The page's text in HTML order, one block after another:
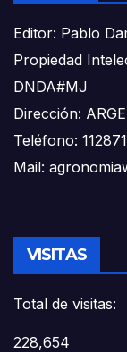
Editor: Pablo
Propiedad
DNDA#MJ
Dirección:
Teléfono:
Mail:
VISITAS
Total de visitas:
228,654